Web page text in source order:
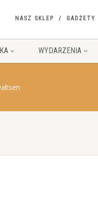
NASZ SKLEP GADŻETY
WYDARZENIA